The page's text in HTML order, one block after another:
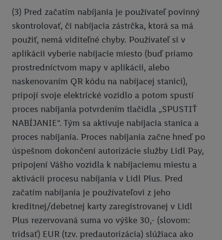
(3) Pred začatím nabíjania je používateľ povinný
skontrolovať, či nabíjacia zástrčka, ktorá sa má
použiť, nemá viditeľné chyby. Používateľ si v
aplikácii vyberie nabíjacie miesto (buď priamo
prostredníctvom mapy v aplikácii, alebo
naskenovaním QR kódu na nabíjacej stanici),
pripojí svoje elektrické vozidlo a potom spustí
proces nabíjania potvrdením tlačidla „SPUSTIŤ
NABÍJANIE“. Tým sa aktivuje nabíjacia stanica a
proces nabíjania. Proces nabíjania začne hneď po
úspešnom dokončení autorizácie služby Lidl Pay,
pripojení Vášho vozidla k nabíjaciemu miestu a
aktivácii procesu nabíjania v Lidl Plus. Pred
začatím nabíjania je používateľovi z jeho
kreditnej/debetnej karty zaregistrovanej v Lidl
Plus rezervovaná suma vo výške 30,- (slovom:
tridsať) EUR (tzv. predautorizácia) slúžiaca ako